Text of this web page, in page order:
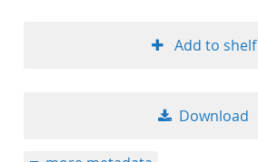
Add to shelf
Download